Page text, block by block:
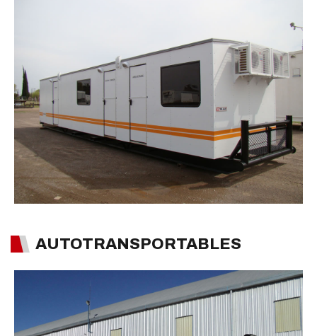
AUTOTRANSPORTABLES